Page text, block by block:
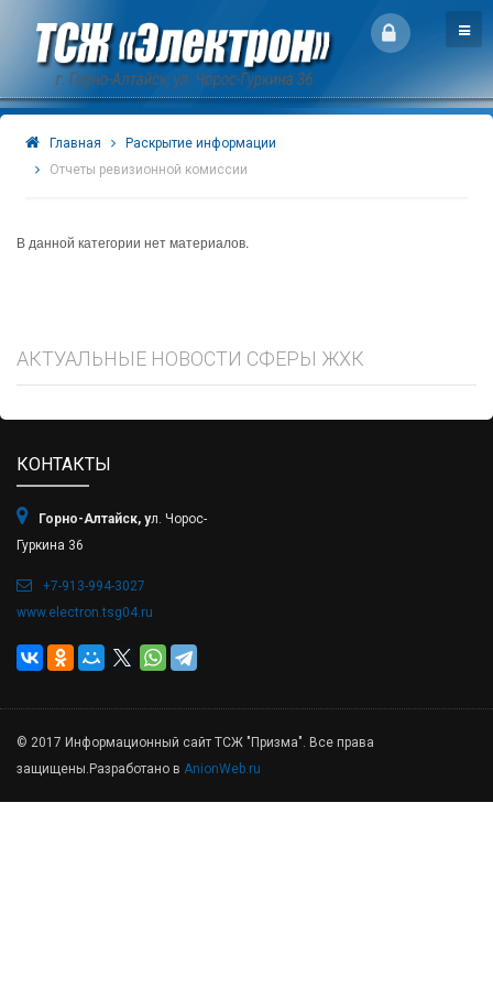
Главная
Раскрытие информации
Отчеты ревизионной комиссии
В данной категории нет материалов.
АКТУАЛЬНЫЕ НОВОСТИ СФЕРЫ ЖХК
КОНТАКТЫ
Горно-Алтайск, ул. Чорос-
Гуркина 36
+7-913-994-3027
www.electron.tsg04.ru
© 2017 Информационный сайт ТСЖ "Призма". Все права
защищены.Разработано в AnionWeb.ru